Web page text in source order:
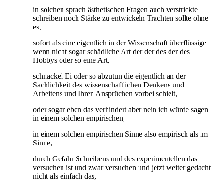
in solchen sprach ästhetischen Fragen auch verstrickte
schreiben noch Stärke zu entwickeln Trachten sollte ohne
es,
sofort als eine eigentlich in der Wissenschaft überflüssige
wenn nicht sogar schädliche Art der der des der des
Hobbys oder so eine Art,
schnackel Ei oder so abzutun die eigentlich an der
Sachlichkeit des wissenschaftlichen Denkens und
Arbeitens und Ihren Ansprüchen vorbei schielt,
oder sogar eben das verhindert aber nein ich würde sagen
in einem solchen empirischen,
in einem solchen empirischen Sinne also empirisch als im
Sinne,
durch Gefahr Schreibens und des experimentellen das
versuchen ist und zwar versuchen und jetzt weiter gedacht
nicht als einfach das,